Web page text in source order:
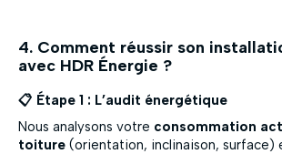
4. Comment réussir son
avec HDR Énergie ?
📋 Étape 1 : L’audit énergétique
Nous analysons votre consommation
toiture (orientation, inclinaison, surface)